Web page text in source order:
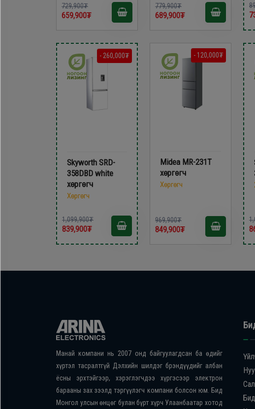
729,900₮
659,900₮
779,900₮
689,900₮
- 260,000₮
Skyworth SRD-
358DBD white
хөргөгч
Хөргөгч
1,099,900₮
839,900₮
- 120,000₮
Midea MR-231T
хөргөгч
Хөргөгч
969,900₮
849,900₮
Манай компани нь 2007 онд байгуулагдсан ба өдийг
хүртэл тасралтгүй Дэлхийн шилдэг брэндүүдийг албан
ёсны эрхтэйгээр, хэрэглэгчдээ хүргэсээр электрон
барааны зах зээлд тэргүүлэгч компани болсон юм. Бид
Монгол улсын өнцөг булан бүрт хүрч Улаанбаатар хотод